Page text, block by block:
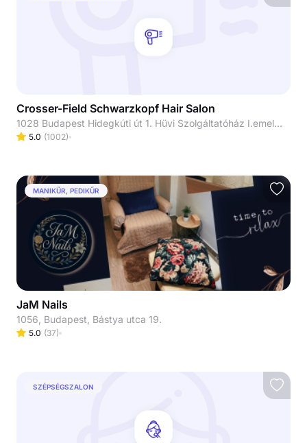
Crosser-Field Schwarzkopf Hair Salon
1028 Budapest Hidegkúti út 1. Hüvi Szolgáltatóház I.emelet
5.0 (1002)
MANIKŰR, PEDIKŰR
JaM Nails
1056, Budapest, Bástya utca 19.
5.0 (37)
SZÉPSÉGSZALON